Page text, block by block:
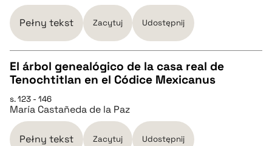
BIBTEX
pobierz cytat
Pełny tekst Zacytuj Udostępnij
pobierz cytat
El árbol genealógico de la casa real de
Tenochtitlan en el Códice Mexicanus
s. 123 - 146
María Castañeda de la Paz
Pełny tekst Zacytuj Udostępnij